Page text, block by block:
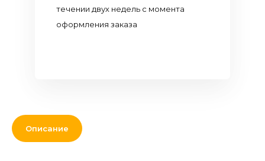
Кровля и
комплектующие
От кирпича
течении двух недель с момента
оформления заказа
Описание